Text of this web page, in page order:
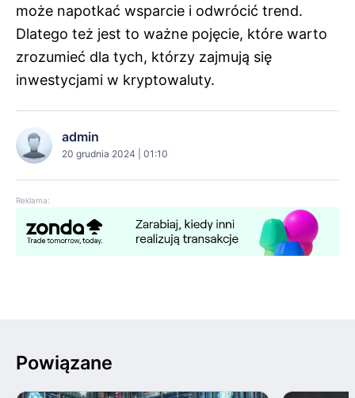
może napotkać wsparcie i odwrócić trend.
Dlatego też jest to ważne pojęcie, które warto
zrozumieć dla tych, którzy zajmują się
inwestycjami w kryptowaluty.
admin
20 grudnia 2024 | 01:10
Reklama:
Powiązane